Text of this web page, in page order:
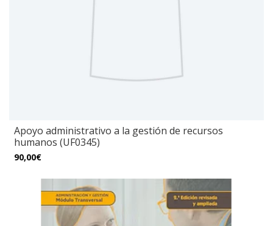
Apoyo administrativo a la gestión de recursos
humanos (UF0345)
90,00€